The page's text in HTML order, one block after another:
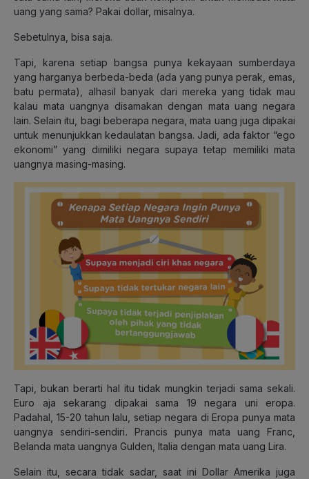
uang yang sama? Pakai dollar, misalnya.
Sebetulnya, bisa saja.
Tapi, karena setiap bangsa punya kekayaan sumberdaya
yang harganya berbeda-beda (ada yang punya perak, emas,
batu permata), alhasil banyak dari mereka yang tidak mau
kalau mata uangnya disamakan dengan mata uang negara
lain. Selain itu, bagi beberapa negara, mata uang juga dipakai
untuk menunjukkan kedaulatan bangsa. Jadi, ada faktor “ego
ekonomi” yang dimiliki negara supaya tetap memiliki mata
uangnya masing-masing.
Tapi, bukan berarti hal itu tidak mungkin terjadi sama sekali.
Euro aja sekarang dipakai sama 19 negara uni eropa.
Padahal, 15-20 tahun lalu, setiap negara di Eropa punya mata
uangnya sendiri-sendiri. Prancis punya mata uang Franc,
Belanda mata uangnya Gulden, Italia dengan mata uang Lira.
Selain itu, secara tidak sadar, saat ini Dollar Amerika juga